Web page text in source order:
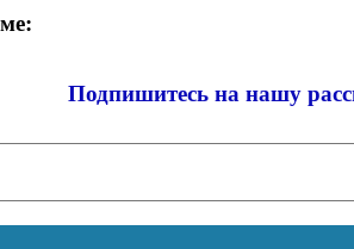
Подпишитесь на нашу